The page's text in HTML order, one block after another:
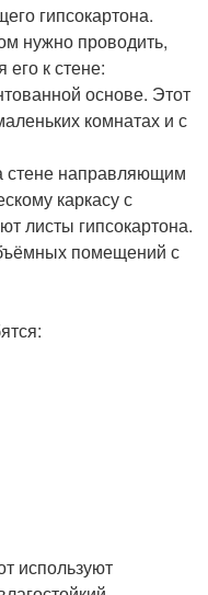
гипсокартона.
нужно проводить,
его к стене:
основе. Этот
комнатах и с
стене направляющим
каркасу с
листы гипсокартона.
помещений с
используют